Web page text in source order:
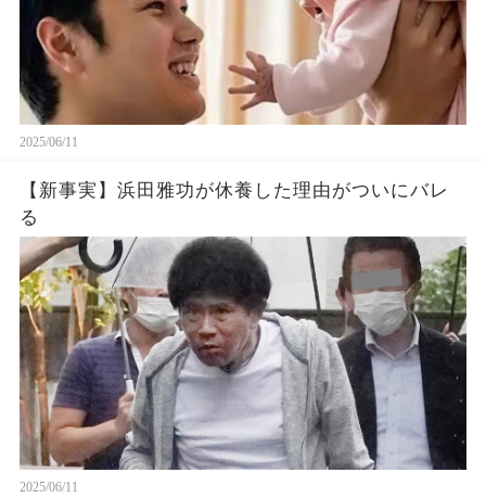
2025/06/11
【新事実】浜田雅功が休養した理由がついにバレ
る
2025/06/11